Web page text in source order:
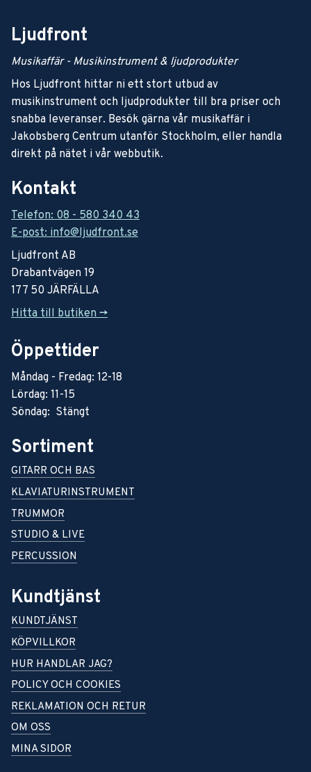
Ljudfront
Musikaffär - Musikinstrument & ljudprodukter
Hos Ljudfront hittar ni ett stort utbud av
musikinstrument och ljudprodukter till bra priser och
snabba leveranser. Besök gärna vår musikaffär i
Jakobsberg Centrum utanför Stockholm, eller handla
direkt på nätet i vår webbutik.
Kontakt
Telefon: 08 - 580 340 43
E-post: info@ljudfront.se
Ljudfront AB
Drabantvägen 19
177 50 JÄRFÄLLA
Hitta till butiken ->
Öppettider
Måndag - Fredag: 12-18
Lördag: 11-15
Söndag: Stängt
Sortiment
GITARR OCH BAS
KLAVIATURINSTRUMENT
TRUMMOR
STUDIO & LIVE
PERCUSSION
Kundtjänst
KUNDTJÄNST
KÖPVILLKOR
HUR HANDLAR JAG?
POLICY OCH COOKIES
REKLAMATION OCH RETUR
OM OSS
MINA SIDOR